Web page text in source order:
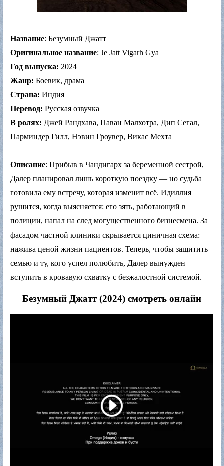
Название: Безумный Джатт
Оригинальное название: Je Jatt Vigarh Gya
Год выпуска: 2024
Жанр: Боевик, драма
Страна: Индия
Перевод: Русская озвучка
В ролях: Джей Рандхава, Паван Малхотра, Дип Сегал,
Парминдер Гилл, Нэвин Гроувер, Викас Мехта
Описание: Прибыв в Чандигарх за беременной сестрой,
Далер планировал лишь короткую поездку — но судьба
готовила ему встречу, которая изменит всё. Идиллия
рушится, когда выясняется: его зять, работающий в
полиции, напал на след могущественного бизнесмена. За
фасадом частной клиники скрывается циничная схема:
нажива ценой жизни пациентов. Теперь, чтобы защитить
семью и ту, кого успел полюбить, Далер вынужден
вступить в кровавую схватку с безжалостной системой.
Безумный Джатт (2024) смотреть онлайн